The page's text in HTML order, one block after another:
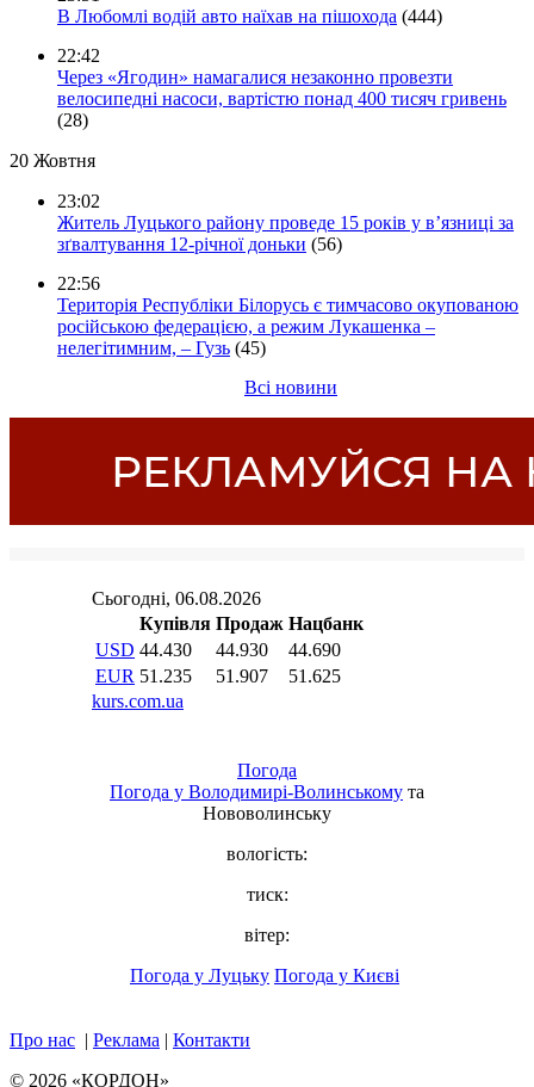
В Любомлі водій авто наїхав на пішохода (444)
22:42
Через «Ягодин» намагалися незаконно провезти
велосипедні насоси, вартістю понад 400 тисяч гривень
(28)
20 Жовтня
23:02
Житель Луцького району проведе 15 років у в’язниці за
зґвалтування 12-річної доньки (56)
22:56
Територія Республіки Білорусь є тимчасово окупованою
російською федерацією, а режим Лукашенка –
нелегітимним, – Гузь (45)
Всі новини
Погода
Погода у Володимирі-Волинському та
Нововолинську
вологість:
тиск:
вітер:
Погода у Луцьку Погода у Києві
Про нас | Реклама | Контакти
© 2026 «КОРДОН»